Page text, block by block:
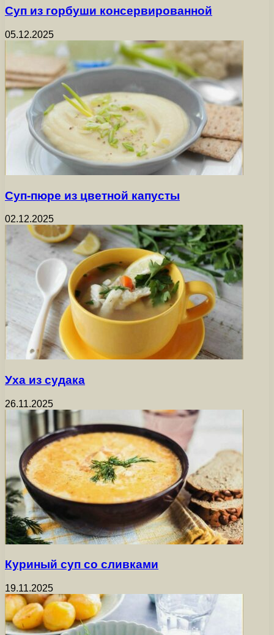
Суп из горбуши консервированной
05.12.2025
Суп-пюре из цветной капусты
02.12.2025
Уха из судака
26.11.2025
Куриный суп со сливками
19.11.2025